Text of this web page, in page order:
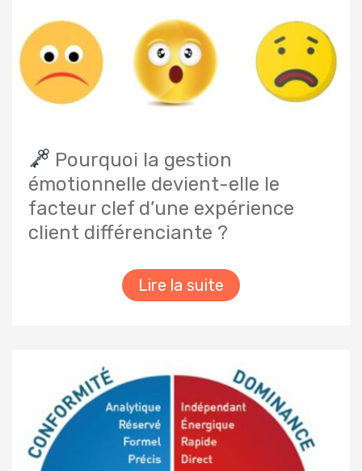
Pourquoi la gestion
émotionnelle devient-elle le
facteur clef d’une expérience
client différenciante ?
Lire la suite